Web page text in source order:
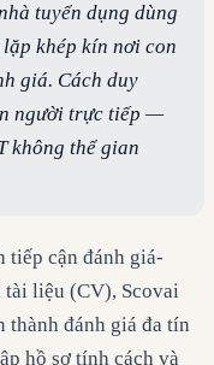
tuyển dụng dùng
khép kín nơi con
giá. Cách duy
người trực tiếp —
không thể gian
tiếp cận đánh giá-
tài liệu (CV), Scovai
thành đánh giá đa tín
hồ sơ tính cách và